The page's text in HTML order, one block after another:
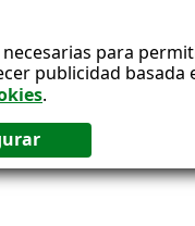
para
publicidad
.